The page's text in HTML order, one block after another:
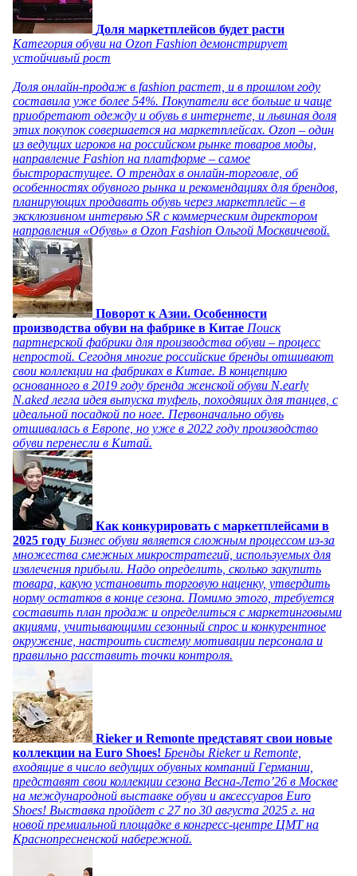
Доля маркетплейсов будет расти
Категория обуви на Ozon Fashion демонстрирует
устойчивый рост
Доля онлайн-продаж в fashion растет, и в прошлом году
составила уже более 54%. Покупатели все больше и чаще
приобретают одежду и обувь в интернете, и львиная доля
этих покупок совершается на маркетплейсах. Ozon – один
из ведущих игроков на российском рынке товаров моды,
направление Fashion на платформе – самое
быстрорастущее. О трендах в онлайн-торговле, об
особенностях обувного рынка и рекомендациях для брендов,
планирующих продавать обувь через маркетплейс – в
эксклюзивном интервью SR с коммерческим директором
направления «Обувь» в Ozon Fashion Ольгой Москвичевой.
Поворот к Азии. Особенности
производства обуви на фабрике в Китае Поиск
партнерской фабрики для производства обуви – процесс
непростой. Сегодня многие российские бренды отшивают
свои коллекции на фабриках в Китае. В концепцию
основанного в 2019 году бренда женской обуви N.early
N.aked легла идея выпуска туфель, походящих для танцев, с
идеальной посадкой по ноге. Первоначально обувь
отшивалась в Европе, но уже в 2022 году производство
обуви перенесли в Китай.
Как конкурировать с маркетплейсами в
2025 году Бизнес обуви является сложным процессом из-за
множества смежных микростратегий, используемых для
извлечения прибыли. Надо определить, сколько закупить
товара, какую установить торговую наценку, утвердить
норму остатков в конце сезона. Помимо этого, требуется
составить план продаж и определиться с маркетинговыми
акциями, учитывающими сезонный спрос и конкурентное
окружение, настроить систему мотивации персонала и
правильно расставить точки контроля.
Rieker и Remonte представят свои новые
коллекции на Euro Shoes! Бренды Rieker и Remonte,
входящие в число ведущих обувных компаний Германии,
представят свои коллекции сезона Весна-Лето’26 в Москве
на международной выставке обуви и аксессуаров Euro
Shoes! Выставка пройдет c 27 по 30 августа 2025 г. на
новой премиальной площадке в конгресс-центре ЦМТ на
Краснопресненской набережной.